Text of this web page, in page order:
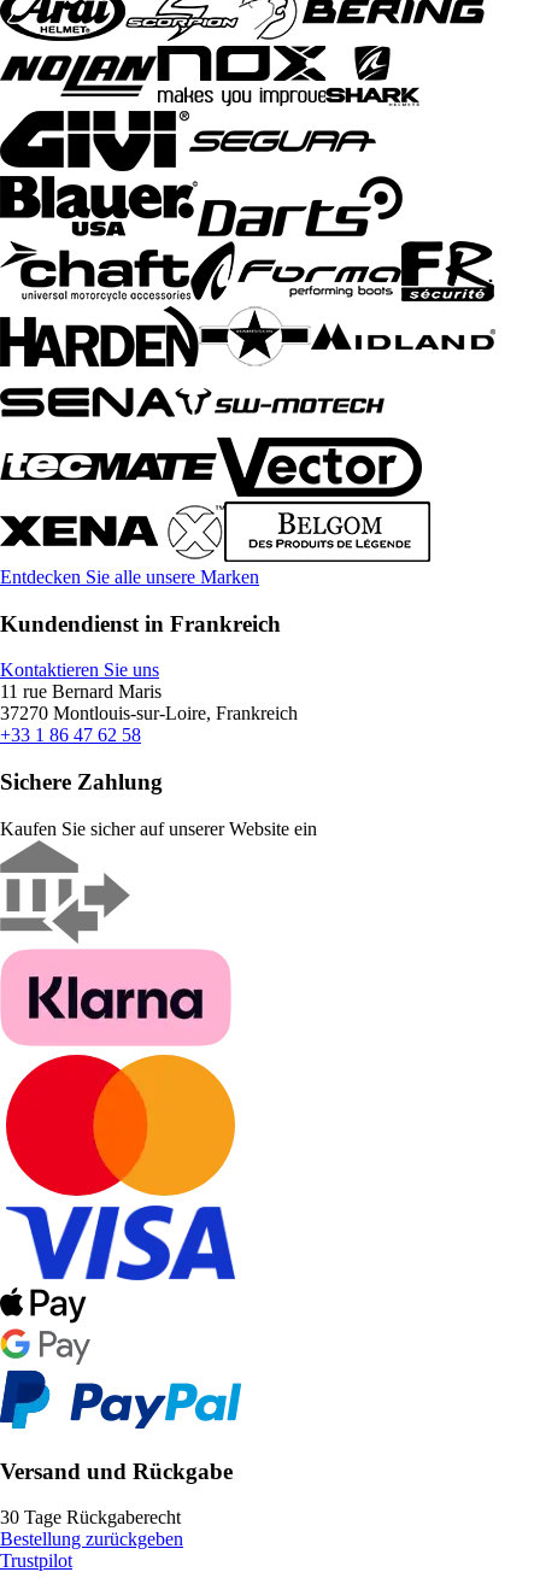
Entdecken Sie alle unsere Marken
Kundendienst in Frankreich
Kontaktieren Sie uns
11 rue Bernard Maris
37270 Montlouis-sur-Loire, Frankreich
+33 1 86 47 62 58
Sichere Zahlung
Kaufen Sie sicher auf unserer Website ein
Versand und Rückgabe
30 Tage Rückgaberecht
Bestellung zurückgeben
Trustpilot